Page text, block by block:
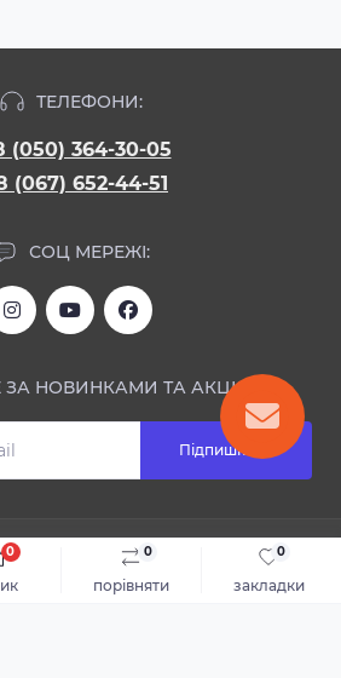
порівняти
0
закладки
0
0
До кошика
ТЕЛЕФОНИ:
(050) 364-30-05
(067) 652-44-51
СОЦ МЕРЕЖІ:
ЗА НОВИНКАМИ ТА АКЦІЯМИ:
Підпишіться